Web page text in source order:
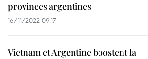
provinces argentines
16/11/2022 09:17
Vietnam et Argentine boostent la